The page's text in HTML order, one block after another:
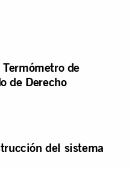
de
de Derecho
del sistema